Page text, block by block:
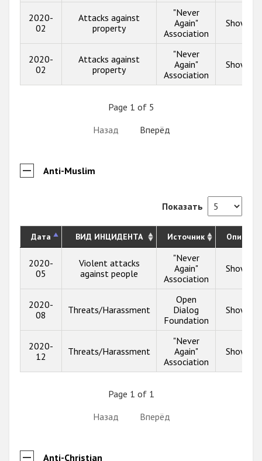
2020-
02
Attacks against
property
"Never
Again"
Association
Show
2020-
02
Attacks against
property
"Never
Again"
Association
Show
Page 1 of 5
Назад
Вперёд
Anti-Muslim
Показать
Дата ВИД ИНЦИДЕНТА Источник
2020-
05
Violent attacks
against people
"Never
Again"
Association
Show
2020-
08
Threats/Harassment
Open
Dialog
Foundation
Show
2020-
12
Threats/Harassment
"Never
Again"
Association
Show
Page 1 of 1
Назад
Вперёд
Anti-Christian